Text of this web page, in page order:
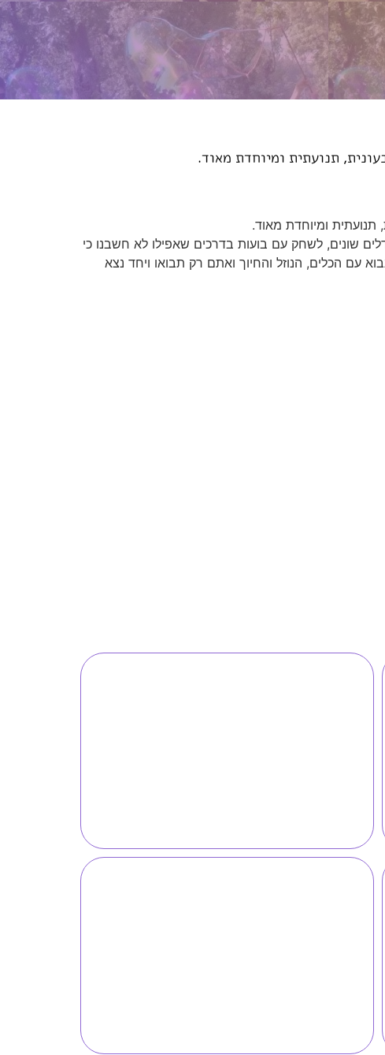
תנועתית ומיוחדת מאוד.
תנועתית ומיוחדת מאוד.
שונים, לשחק עם בועות בדרכים שאפילו לא חשבנו כי
עם הכלים, הנוזל והחיוך ואתם רק תבואו ויחד נצא